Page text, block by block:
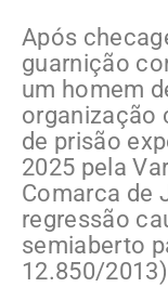
Após
guarnição
um homem
organização
de prisão
2025 pela
Comarca de
regressão
semiaberto
12.850/